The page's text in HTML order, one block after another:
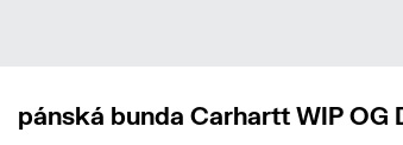
pánská bunda Carhartt WIP